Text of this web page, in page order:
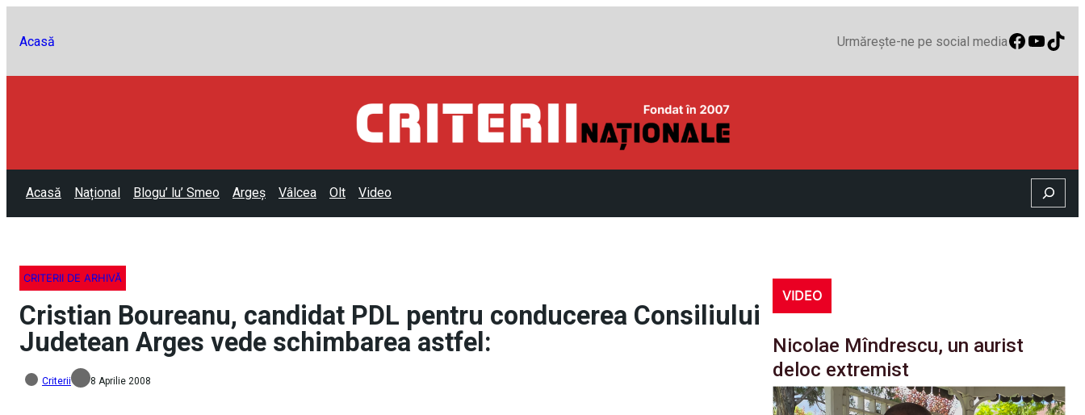
Acasă Urmărește-ne pe social media
Acasă Național Blogu’ lu’ Smeo Argeș Vâlcea Olt Video Search
CRITERII DE ARHIVĂ
Cristian Boureanu, candidat PDL pentru conducerea Consiliului
Judetean Arges vede schimbarea astfel:
Criterii 8 Aprilie 2008
VIDEO
Nicolae Mîndrescu, un aurist
deloc extremist